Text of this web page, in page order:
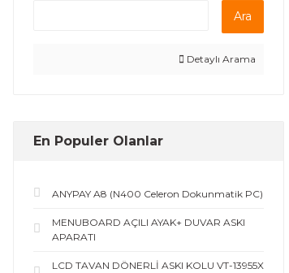
Ara
Detaylı Arama
En Populer Olanlar
ANYPAY A8 (N400 Celeron Dokunmatik PC)
MENUBOARD AÇILI AYAK+ DUVAR ASKI
APARATI
LCD TAVAN DÖNERLİ ASKI KOLU VT-13955X